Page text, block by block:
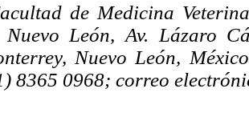
de Medicina
Nuevo León, Av. Lázaro
Nuevo León,
8365 0968; correo